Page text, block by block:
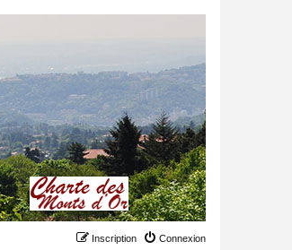
Connexion
Inscription